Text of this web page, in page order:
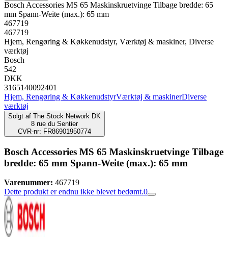
Bosch Accessories MS 65 Maskinskruetvinge Tilbage bredde: 65
mm Spann-Weite (max.): 65 mm
467719
467719
Hjem, Rengøring & Køkkenudstyr, Værktøj & maskiner, Diverse
værktøj
Bosch
542
DKK
3165140092401
Hjem, Rengøring & KøkkenudstyrVærktøj & maskinerDiverse
værktøj
Solgt af The Stock Network DK
8 rue du Sentier
CVR-nr: FR86901950774
Bosch Accessories MS 65 Maskinskruetvinge Tilbage
bredde: 65 mm Spann-Weite (max.): 65 mm
Varenummer: 467719
Dette produkt er endnu ikke blevet bedømt.0